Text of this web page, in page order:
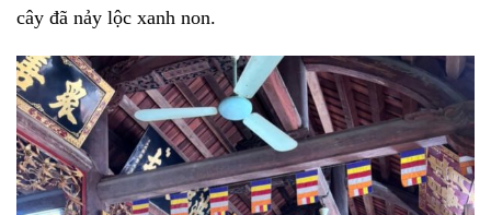
cây đã nảy lộc xanh non.